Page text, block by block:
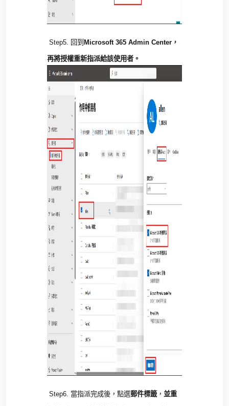
Step5. 回到 Microsoft 365 Admin Center ，
再將授權重新指派給該使用者。
Step6. 當指派完成後，點選郵件標籤， 並重